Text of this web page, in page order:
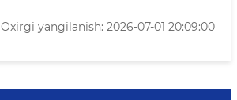
Oxirgi yangilanish: 2026-07-01 20:09:00